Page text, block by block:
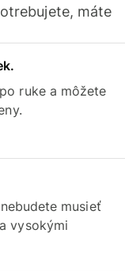
máte
ruke a môžete
musieť
vysokými